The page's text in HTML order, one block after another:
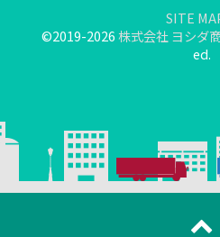
SITE
©2019-2026株式会社 ヨシダ
ed.